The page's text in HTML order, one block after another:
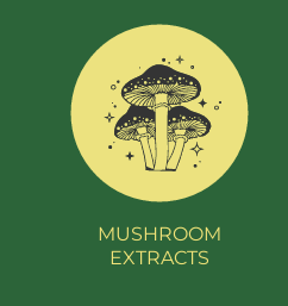
MUSHROOM
EXTRACTS